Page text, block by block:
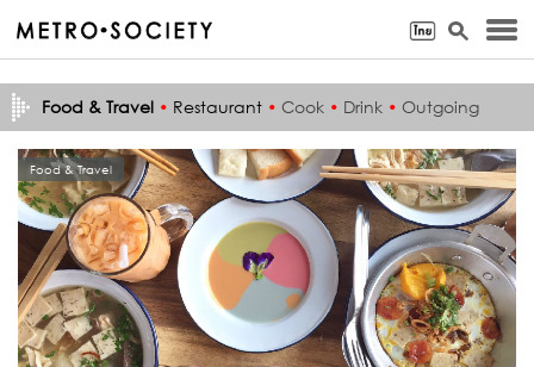
Food & Travel • Restaurant • Cook • Drink • Outgoing
Food & Travel